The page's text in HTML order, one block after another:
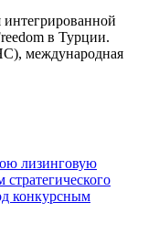
интегрированной
в Турции.
международная
лизинговую
конкурсным